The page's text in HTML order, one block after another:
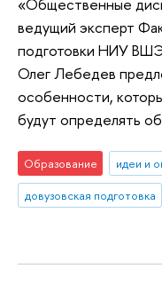
«Общественные
ведущий эксперт
подготовки НИУ
Олег Лебедев
особенности,
будут определять
Образование идеи и
довузовская подготовка